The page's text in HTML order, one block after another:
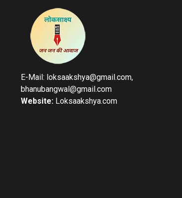
E-Mail: loksaakshya@gmail.com,
bhanubangwal@gmail.com
Website: Loksaakshya.com